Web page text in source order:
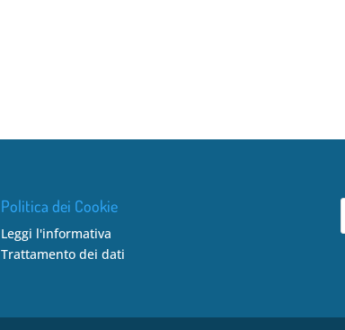
Politica dei Cookie
Leggi l'informativa
Trattamento dei dati